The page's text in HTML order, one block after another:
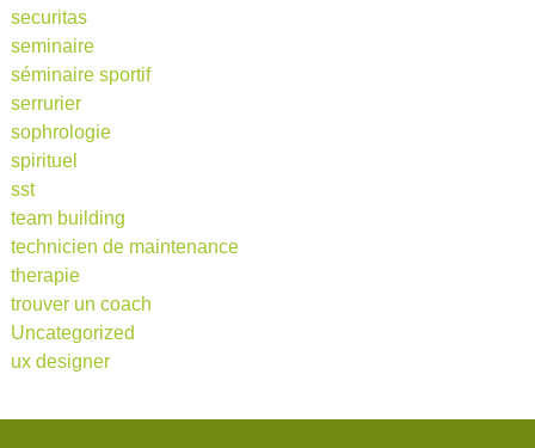
securitas
seminaire
séminaire sportif
serrurier
sophrologie
spirituel
sst
team building
technicien de maintenance
therapie
trouver un coach
Uncategorized
ux designer